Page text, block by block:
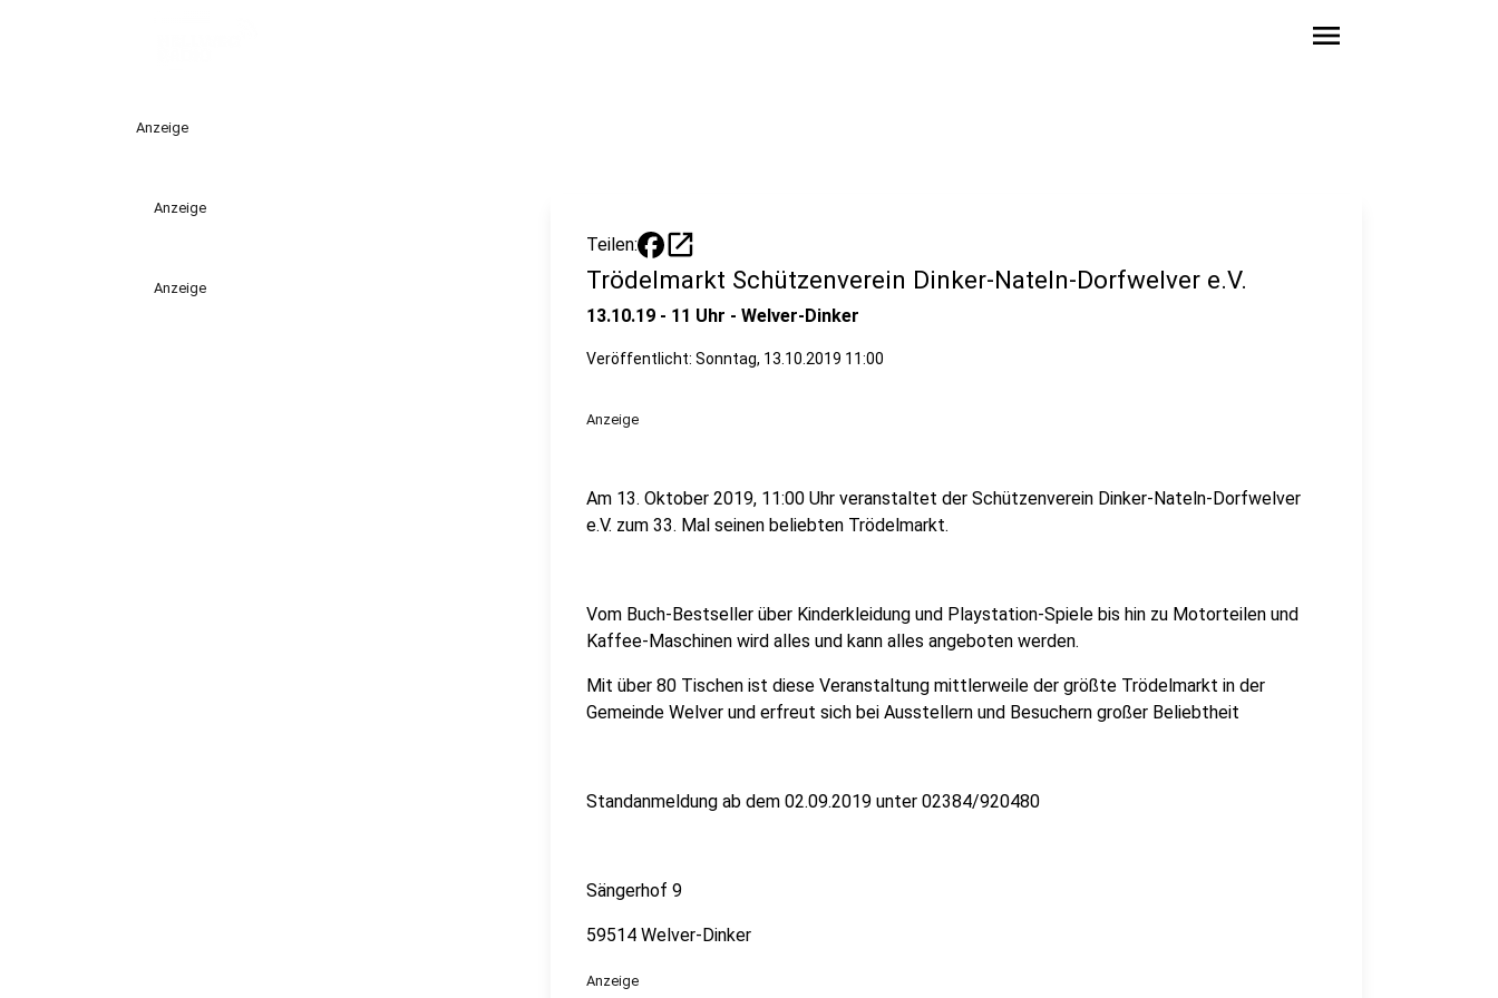
menu
Anzeige
Anzeige
Anzeige
Teilen: open_in_new
Trödelmarkt Schützenverein Dinker-Nateln-Dorfwelver e.V.
13.10.19 - 11 Uhr - Welver-Dinker
Veröffentlicht: Sonntag, 13.10.2019 11:00
Anzeige
Am 13. Oktober 2019, 11:00 Uhr veranstaltet der Schützenverein Dinker-Nateln-Dorfwelver
e.V. zum 33. Mal seinen beliebten Trödelmarkt.
Vom Buch-Bestseller über Kinderkleidung und Playstation-Spiele bis hin zu Motorteilen und
Kaffee-Maschinen wird alles und kann alles angeboten werden.
Mit über 80 Tischen ist diese Veranstaltung mittlerweile der größte Trödelmarkt in der
Gemeinde Welver und erfreut sich bei Ausstellern und Besuchern großer Beliebtheit
Standanmeldung ab dem 02.09.2019 unter 02384/920480
Sängerhof 9
59514 Welver-Dinker
Anzeige